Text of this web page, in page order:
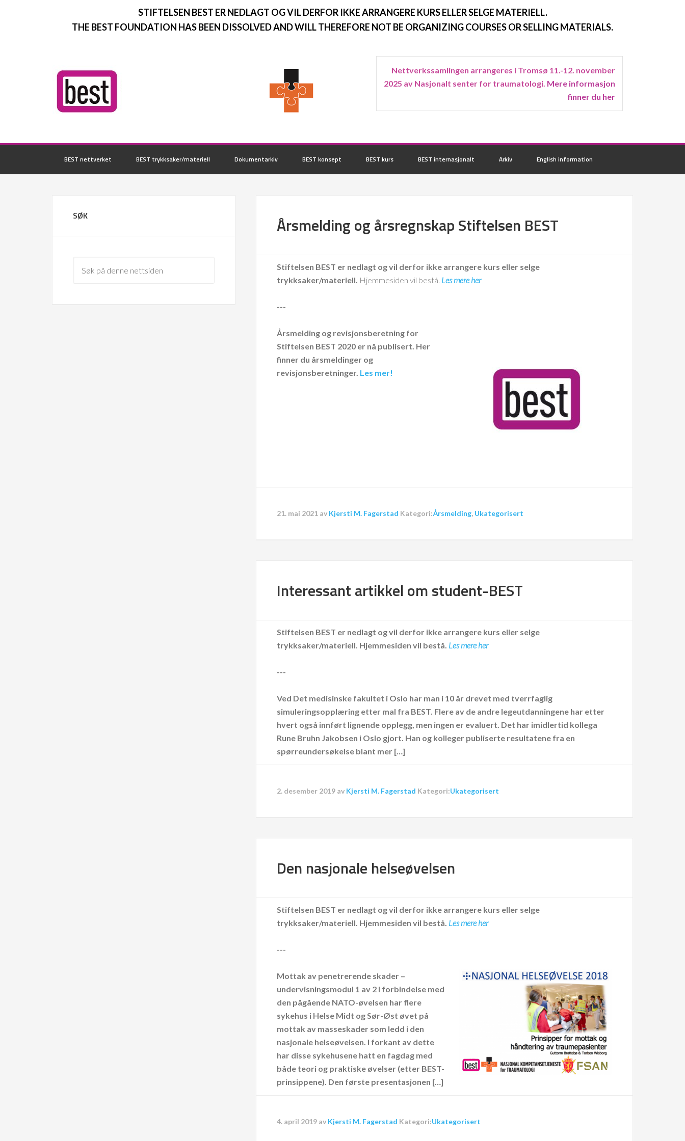
STIFTELSEN BEST ER NEDLAGT OG VIL DERFOR IKKE ARRANGERE KURS ELLER SELGE MATERIELL.
THE BEST FOUNDATION HAS BEEN DISSOLVED AND WILL THEREFORE NOT BE ORGANIZING COURSES OR SELLING MATERIALS.
Nettverkssamlingen arrangeres i Tromsø 11.-12. november
2025 av Nasjonalt senter for traumatologi. Mere informasjon
finner du her
BEST nettverket BEST trykksaker/materiell Dokumentarkiv BEST konsept BEST kurs BEST internasjonalt Arkiv English information
Årsmelding og årsregnskap Stiftelsen BEST
Stiftelsen BEST er nedlagt og vil derfor ikke arrangere kurs eller selge
trykksaker/materiell. Hjemmesiden vil bestå. Les mere her
---
Årsmelding og revisjonsberetning for
Stiftelsen BEST 2020 er nå publisert. Her
finner du årsmeldinger og
revisjonsberetninger. Les mer!
21. mai 2021 av Kjersti M. Fagerstad Kategori:Årsmelding, Ukategorisert
Interessant artikkel om student-BEST
Stiftelsen BEST er nedlagt og vil derfor ikke arrangere kurs eller selge
trykksaker/materiell. Hjemmesiden vil bestå. Les mere her
---
Ved Det medisinske fakultet i Oslo har man i 10 år drevet med tverrfaglig
simuleringsopplæring etter mal fra BEST. Flere av de andre legeutdanningene har etter
hvert også innført lignende opplegg, men ingen er evaluert. Det har imidlertid kollega
Rune Bruhn Jakobsen i Oslo gjort. Han og kolleger publiserte resultatene fra en
spørreundersøkelse blant mer […]
2. desember 2019 av Kjersti M. Fagerstad Kategori:Ukategorisert
Den nasjonale helseøvelsen
Stiftelsen BEST er nedlagt og vil derfor ikke arrangere kurs eller selge
trykksaker/materiell. Hjemmesiden vil bestå. Les mere her
---
Mottak av penetrerende skader –
undervisningsmodul 1 av 2 I forbindelse med
den pågående NATO-øvelsen har flere
sykehus i Helse Midt og Sør-Øst øvet på
mottak av masseskader som ledd i den
nasjonale helseøvelsen. I forkant av dette
har disse sykehusene hatt en fagdag med
både teori og praktiske øvelser (etter BEST-
prinsippene). Den første presentasjonen […]
4. april 2019 av Kjersti M. Fagerstad Kategori:Ukategorisert
SØK